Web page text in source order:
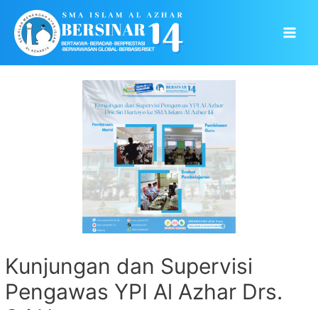
content
Kunjungan dan Supervisi
Pengawas YPI Al Azhar Drs.